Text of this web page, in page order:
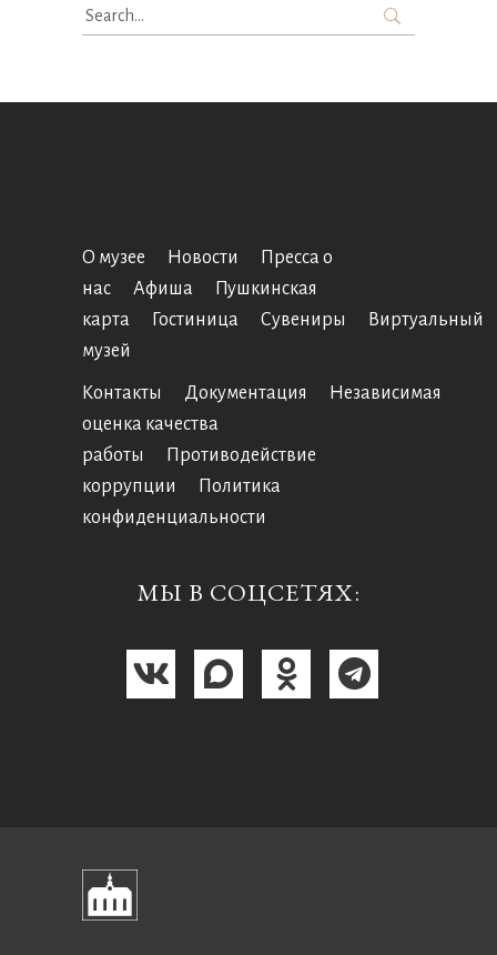
Search
for:
О музее Новости
Пресса о
нас
Афиша
Пушкинская
карта
Гостиница Сувениры
Виртуальный
музей
Контакты Документация
Независимая
оценка качества
работы
Противодействие
коррупции
Политика
конфиденциальности
МЫ В СОЦСЕТЯХ: